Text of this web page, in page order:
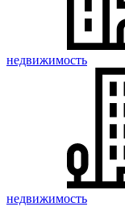
недвижимость
недвижимость